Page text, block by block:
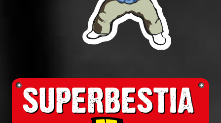
SUPERBESTIA
SUPERBESTIA